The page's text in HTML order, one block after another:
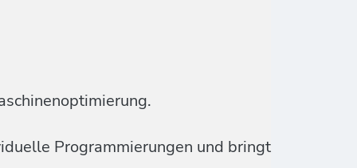
Programmierungen und bringt